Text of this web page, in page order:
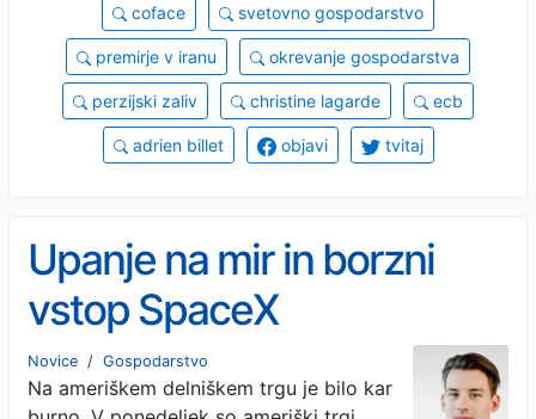
coface svetovno gospodarstvo
premirje v iranu okrevanje gospodarstva
perzijski zaliv christine lagarde ecb
adrien billet objavi tvitaj
Upanje na mir in borzni
vstop SpaceX
Novice / Gospodarstvo
Na ameriškem delniškem trgu je bilo kar